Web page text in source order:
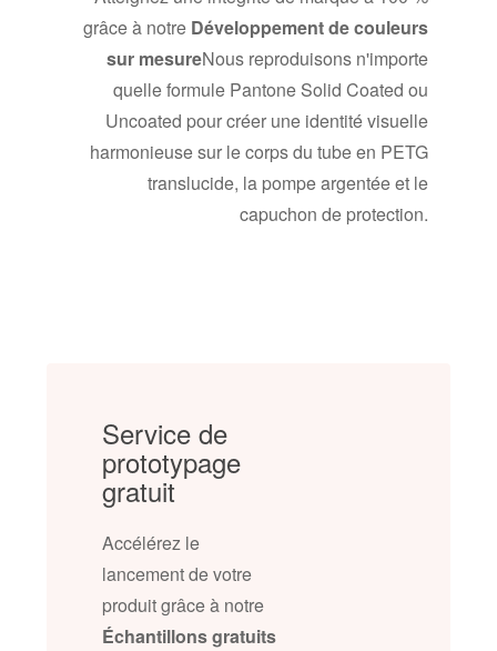
grâce à notre Développement de couleurs
sur mesureNous reproduisons n'importe
quelle formule Pantone Solid Coated ou
Uncoated pour créer une identité visuelle
harmonieuse sur le corps du tube en PETG
translucide, la pompe argentée et le
capuchon de protection.
Service de
prototypage
gratuit
Accélérez le
lancement de votre
produit grâce à notre
Échantillons gratuits